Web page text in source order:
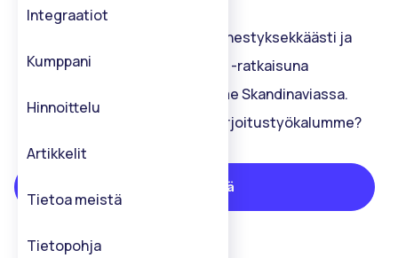
Integraatiot
Kumppani
Hinnoittelu
Artikkelit
Tietoa meistä
Tietopohja
ECIT Sign on integroitu menestyksekkäästi ja
tarjotaan white label -ratkaisuna
yhteistyökumppaneillemme Skandinaviassa.
tehokas allekirjoitustyökalumme?
Ota yhteyttä